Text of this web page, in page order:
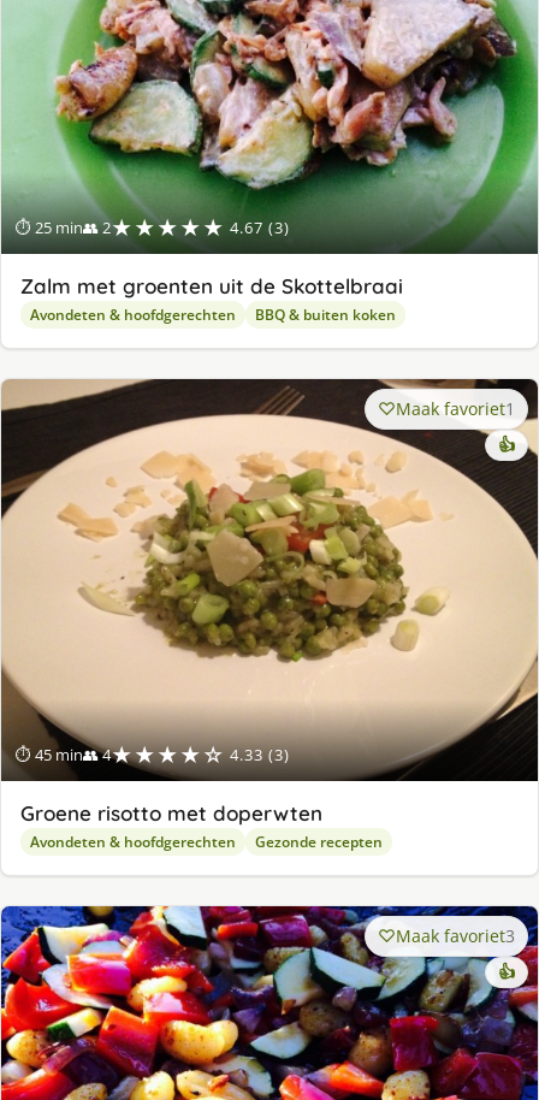
⏱ 25 min👥 2★★★★★ 4.67 (3)
Zalm met groenten uit de Skottelbraai
Avondeten & hoofdgerechten BBQ & buiten koken
⏱ 45 min👥 4★★★★☆ 4.33 (3)
Maak favoriet1
👍
Groene risotto met doperwten
Avondeten & hoofdgerechten Gezonde recepten
Maak favoriet3
👍